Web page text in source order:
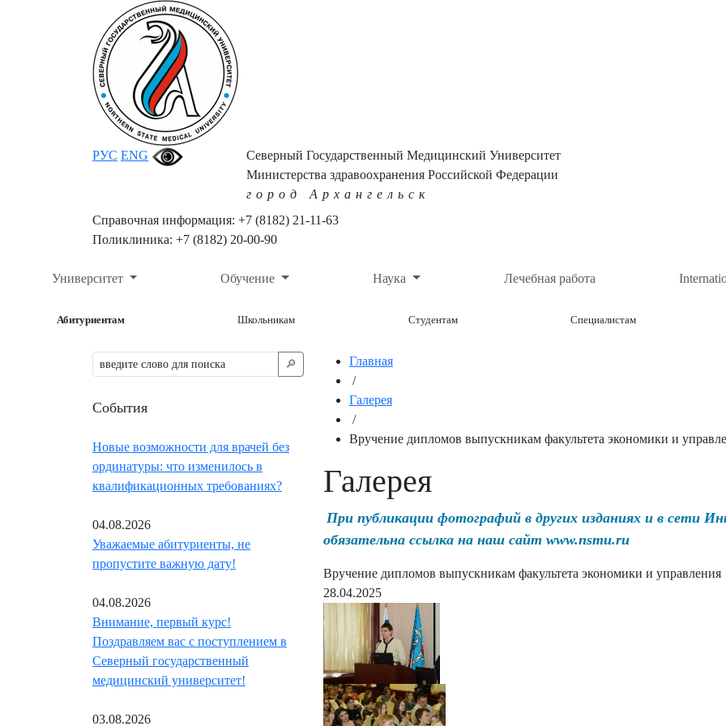
РУС ENG
Северный Государственный Медицинский Университет
Министерства здравоохранения Российской Федерации
город Архангельск
Справочная информация: +7 (8182) 21-11-63
Поликлиника: +7 (8182) 20-00-90
Университет Обучение Наука Лечебная работа
Абитуриентам Школьникам Студентам Специалистам
🔎︎
События
Новые возможности для врачей без
ординатуры: что изменилось в
квалификационных требованиях?
04.08.2026
Уважаемые абитуриенты, не
пропустите важную дату!
04.08.2026
Внимание, первый курс!
Поздравляем вас с поступлением в
Северный государственный
медицинский университет!
03.08.2026
Главная
/
Галерея
/
Вручение дипломов выпускникам факультета экономики и
Галерея
При публикации фотографий в других изданиях и в сети
обязательна ссылка на наш сайт www.nsmu.ru
Вручение дипломов выпускникам факультета экономики и управления
28.04.2025